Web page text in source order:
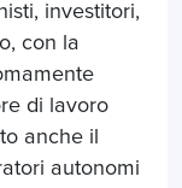
investitori,
con la
di lavoro
anche il
autonomi